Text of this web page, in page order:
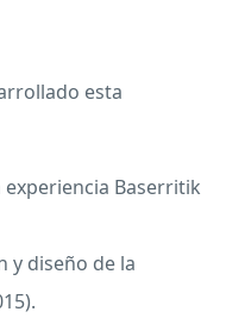
esta
experiencia Baserritik
y diseño de la